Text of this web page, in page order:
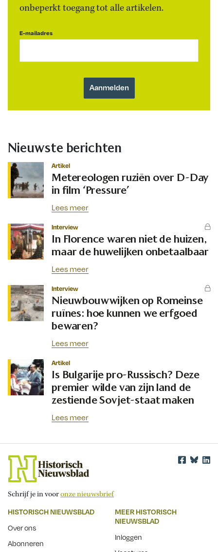
onbeperkt toegang tot alle artikelen.
E-mailadres
Nieuwste berichten
Artikel
Metereologen ruziën over D-Day
in film ‘Pressure’
Lees meer
Interview
In Florence waren niet de huizen,
maar de huwelijken onbetaalbaar
Lees meer
Interview
Nieuwbouwwijken op Romeinse
ruïnes: hoe kunnen we erfgoed
bewaren?
Lees meer
Artikel
Is Bulgarije pro-Russisch? Deze
premier wilde van zijn land de
zestiende Sovjet-staat maken
Lees meer
Schrijf je in vooronze nieuwsbrief
HISTORISCH NIEUWSBLAD
Over ons
Abonneren
MEER HISTORISCH
NIEUWSBLAD
Inloggen